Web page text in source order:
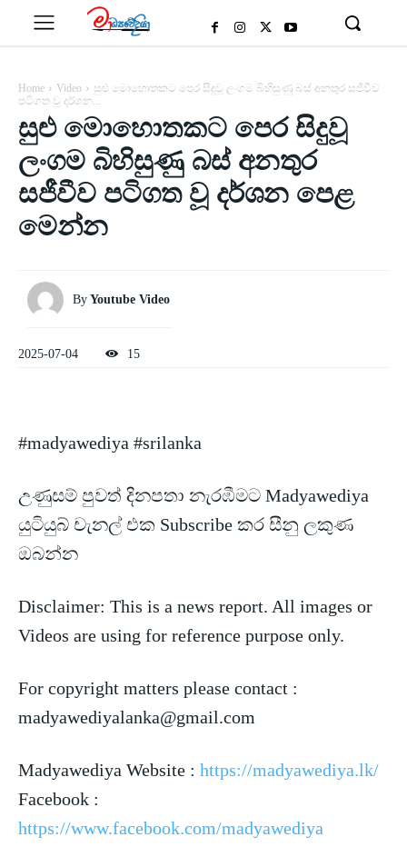
Home Video
සුළු මොහොතකට පෙර සිදුවූ ලංගම බිහිසුණු බස් අනතුර සජීවීව
පටිගත වූ දර්ශන...
සුළු මොහොතකට පෙර සිදුවූ
ලංගම බිහිසුණු බස් අනතුර
සජීවීව පටිගත වූ දර්ශන පෙළ
මෙන්න
By Youtube Video
2025-07-04 15
#madyawediya #srilanka
උණුසම් පුවත් දිනපතා නැරඹීමට Madyawediya
යුටියුබ් චැනල් එක Subscribe කර සීනු ලකුණ
ඔබන්න
Disclaimer: This is a news report. All images or
Videos are using for reference purpose only.
For copyright matters please contact :
madyawediyalanka@gmail.com
Madyawediya Website : https://madyawediya.lk/
Facebook :
https://www.facebook.com/madyawediya